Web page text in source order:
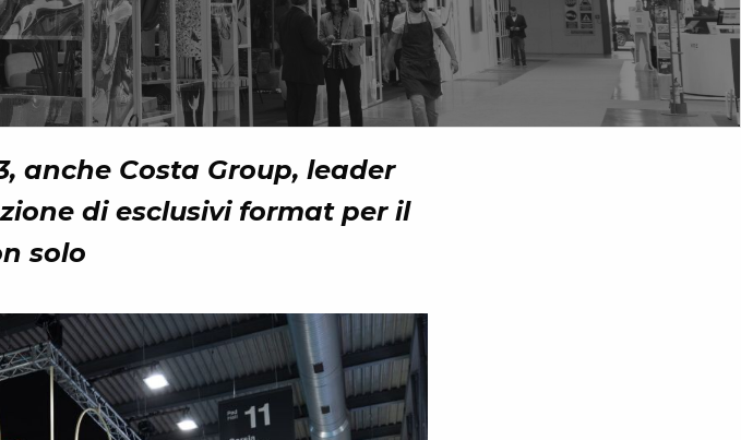
anche Costa Group, leader
di esclusivi format per il
solo